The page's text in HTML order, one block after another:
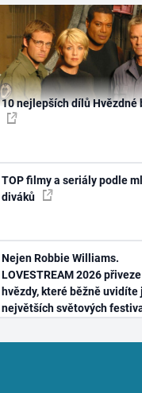
10 nejlepších dílů Hvězdné
TOP filmy a seriály podle
diváků
Nejen Robbie Williams.
LOVESTREAM 2026 přiveze
hvězdy, které běžně uvidíte
největších světových